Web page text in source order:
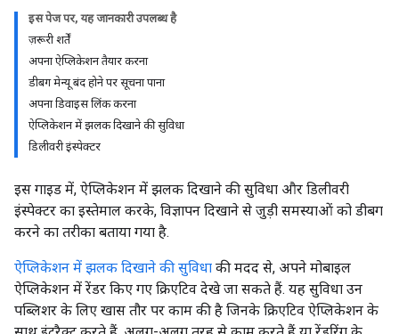
इस पेज पर, यह जानकारी उपलब्ध है
ज़रूरी शर्तें
अपना ऐप्लिकेशन तैयार करना
डीबग मेन्यू बंद होने पर सूचना पाना
अपना डिवाइस लिंक करना
ऐप्लिकेशन में झलक दिखाने की सुविधा
डिलीवरी इंस्पेक्टर
इस गाइड में, ऐप्लिकेशन में झलक दिखाने की सुविधा और डिलीवरी
इंस्पेक्टर का इस्तेमाल करके, विज्ञापन दिखाने से जुड़ी समस्याओं को डीबग
करने का तरीका बताया गया है.
ऐप्लिकेशन में झलक दिखाने की सुविधा की मदद से, अपने मोबाइल
ऐप्लिकेशन में रेंडर किए गए क्रिएटिव देखे जा सकते हैं. यह सुविधा उन
पब्लिशर के लिए खास तौर पर काम की है जिनके क्रिएटिव ऐप्लिकेशन के